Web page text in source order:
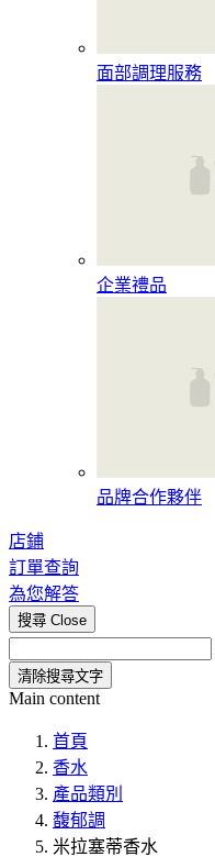
面部調理服務
企業禮品
品牌合作夥伴
店鋪
訂單查詢
為您解答
搜尋 Close
清除搜尋文字
Main content
首頁
香水
產品類別
馥郁調
米拉塞蒂香水